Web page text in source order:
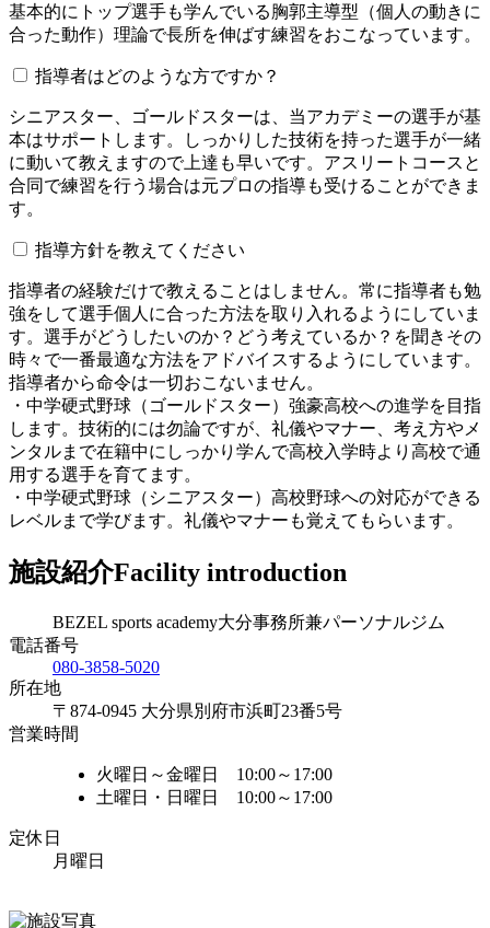
基本的にトップ選手も学んでいる胸郭主導型（個人の動きに
合った動作）理論で長所を伸ばす練習をおこなっています。
指導者はどのような方ですか？
シニアスター、ゴールドスターは、当アカデミーの選手が基
本はサポートします。しっかりした技術を持った選手が一緒
に動いて教えますので上達も早いです。アスリートコースと
合同で練習を行う場合は元プロの指導も受けることができま
す。
指導方針を教えてください
指導者の経験だけで教えることはしません。常に指導者も勉
強をして選手個人に合った方法を取り入れるようにしていま
す。選手がどうしたいのか？どう考えているか？を聞きその
時々で一番最適な方法をアドバイスするようにしています。
指導者から命令は一切おこないません。
・中学硬式野球（ゴールドスター）強豪高校への進学を目指
します。技術的には勿論ですが、礼儀やマナー、考え方やメ
ンタルまで在籍中にしっかり学んで高校入学時より高校で通
用する選手を育てます。
・中学硬式野球（シニアスター）高校野球への対応ができる
レベルまで学びます。礼儀やマナーも覚えてもらいます。
施設紹介Facility introduction
BEZEL sports academy大分事務所兼パーソナルジム
電話番号
080-3858-5020
所在地
〒874-0945 大分県別府市浜町23番5号
営業時間
火曜日～金曜日 10:00～17:00
土曜日・日曜日 10:00～17:00
定休日
月曜日